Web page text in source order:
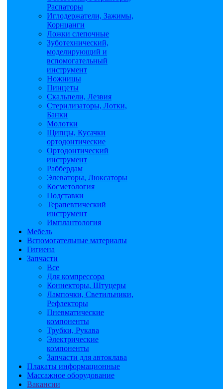
Распаторы
Иглодержатели, Зажимы,
Корнцанги
Ложки слепочные
Зуботехнический,
моделирующий и
вспомогательный
инструмент
Ножницы
Пинцеты
Скальпели, Лезвия
Стерилизаторы, Лотки,
Банки
Молотки
Щипцы, Кусачки
ортодонтические
Ортодонтический
инструмент
Раббердам
Элеваторы, Люксаторы
Косметология
Подставки
Терапевтический
инструмент
Имплантология
Мебель
Вспомогательные материалы
Гигиена
Запчасти
Все
Для компрессора
Коннекторы, Штуцеры
Лампочки, Светильники,
Рефлекторы
Пневматические
компоненты
Трубки, Рукава
Электрические
компоненты
Запчасти для автоклава
Плакаты информационные
Массажное оборудование
Вакансии